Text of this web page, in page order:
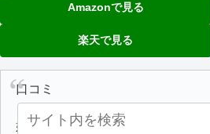
Amazonで見る
楽天で見る
口コミ
妊娠もしたしで飲み終わりました